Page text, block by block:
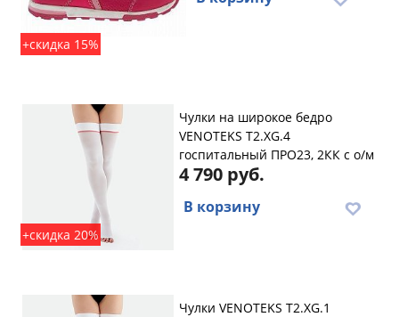
+скидка 15%
+скидка 20%
Чулки на широкое бедро
VENOTEKS T2.XG.4
госпитальный ПРО23, 2КК с о/м
4 790 руб.
В корзину
Чулки VENOTEKS T2.XG.1